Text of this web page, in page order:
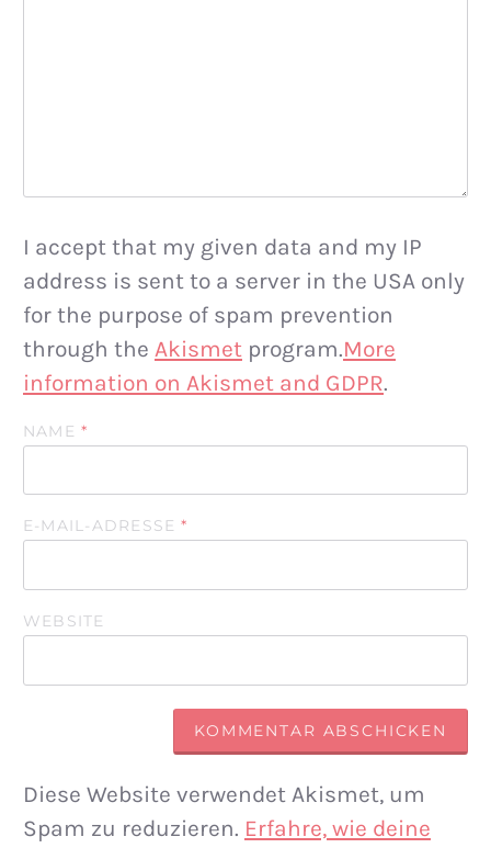
I accept that my given data and my IP
address is sent to a server in the USA only
for the purpose of spam prevention
through the Akismet program.More
information on Akismet and GDPR.
NAME*
E-MAIL-ADRESSE*
WEBSITE
Diese Website verwendet Akismet, um
Spam zu reduzieren. Erfahre, wie deine